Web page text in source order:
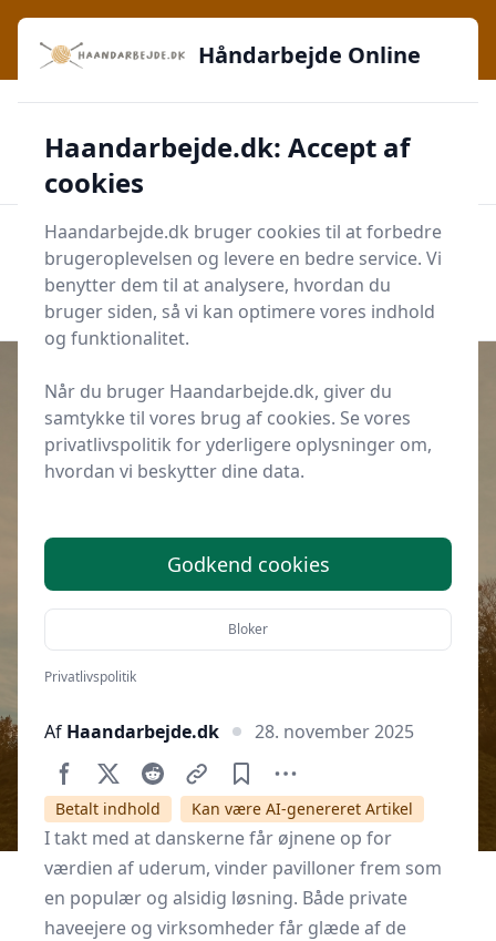
Håndarbejde Online - Inspiration, teknikker og fællesskab -
lige ved hånden
Shopping med sikkerhed ✔️ Altid de bedste priser
Mærker i høj kvalitet
Start søgning
Start søgning
Udgivet iArtikler
Pavilloner skaber nye muligheder
Af Haandarbejde.dk 28. november 2025
Betalt indhold Kan være AI-genereret Artikel
I takt med at danskerne får øjnene op for
værdien af uderum, vinder pavilloner frem som
en populær og alsidig løsning. Både private
haveejere og virksomheder får glæde af de
Håndarbejde Online
Haandarbejde.dk: Accept af
cookies
Haandarbejde.dk bruger cookies til at forbedre
brugeroplevelsen og levere en bedre service. Vi
benytter dem til at analysere, hvordan du
bruger siden, så vi kan optimere vores indhold
og funktionalitet.
Når du bruger Haandarbejde.dk, giver du
samtykke til vores brug af cookies. Se vores
privatlivspolitik for yderligere oplysninger om,
hvordan vi beskytter dine data.
Godkend cookies
Bloker
Privatlivspolitik